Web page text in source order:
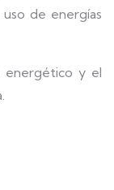
de energías
energético y el